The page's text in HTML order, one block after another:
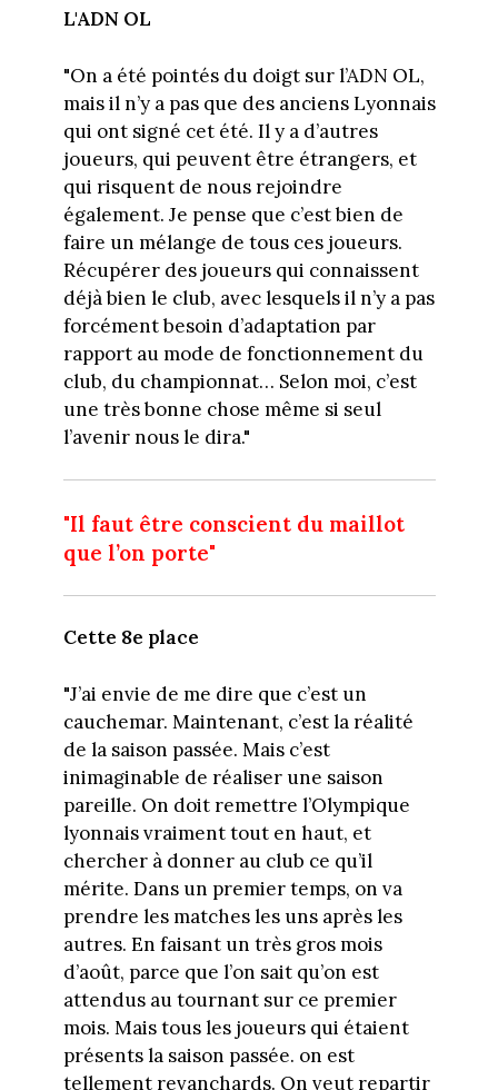
L'ADN OL
"On a été pointés du doigt sur l’ADN OL,
mais il n’y a pas que des anciens Lyonnais
qui ont signé cet été. Il y a d’autres
joueurs, qui peuvent être étrangers, et
qui risquent de nous rejoindre
également. Je pense que c’est bien de
faire un mélange de tous ces joueurs.
Récupérer des joueurs qui connaissent
déjà bien le club, avec lesquels il n’y a pas
forcément besoin d’adaptation par
rapport au mode de fonctionnement du
club, du championnat… Selon moi, c’est
une très bonne chose même si seul
l’avenir nous le dira."
"Il faut être conscient du maillot
que l’on porte"
Cette 8e place
"J’ai envie de me dire que c’est un
cauchemar. Maintenant, c’est la réalité
de la saison passée. Mais c’est
inimaginable de réaliser une saison
pareille. On doit remettre l’Olympique
lyonnais vraiment tout en haut, et
chercher à donner au club ce qu’il
mérite. Dans un premier temps, on va
prendre les matches les uns après les
autres. En faisant un très gros mois
d’août, parce que l’on sait qu’on est
attendus au tournant sur ce premier
mois. Mais tous les joueurs qui étaient
présents la saison passée. on est
tellement revanchards. On veut repartir